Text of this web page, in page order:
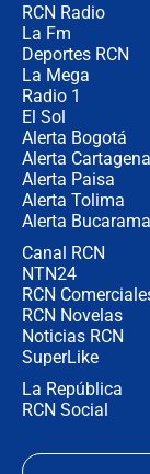
RCN Radio
La Fm
Deportes RCN
La Mega
Radio 1
El Sol
Alerta Bogotá
Alerta Cartagena
Alerta Paisa
Alerta Tolima
Alerta
Canal RCN
NTN24
RCN
RCN Novelas
Noticias RCN
SuperLike
La República
RCN Social